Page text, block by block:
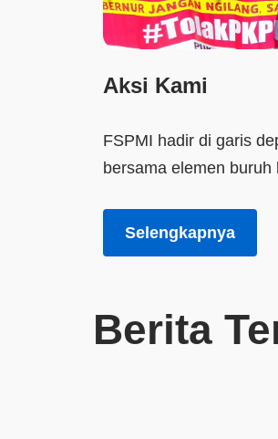
Aksi Kami
FSPMI hadir di garis
bersama elemen
Selengkapnya
Berita